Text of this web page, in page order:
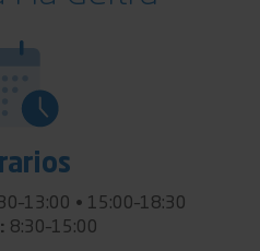
• 15:00–18:30
8:30–15:00